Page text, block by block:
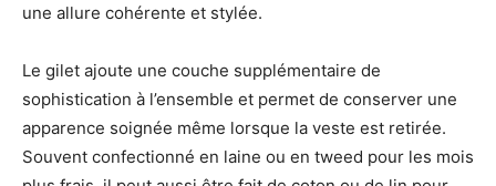
une allure cohérente et stylée.
Le gilet ajoute une couche supplémentaire de
sophistication à l’ensemble et permet de conserver une
apparence soignée même lorsque la veste est retirée.
Souvent confectionné en laine ou en tweed pour les mois